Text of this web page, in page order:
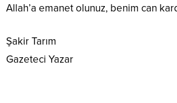
Allah’a emanet olunuz, benim can
Şakir Tarım
Gazeteci Yazar